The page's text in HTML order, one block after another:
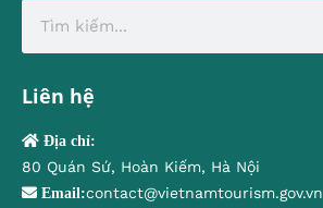
Liên hệ
Địa chỉ:
80 Quán Sứ, Hoàn Kiếm, Hà Nội
Email:contact@vietnamtourism.gov.vn